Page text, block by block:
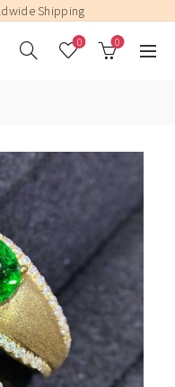
Shipping
0 0